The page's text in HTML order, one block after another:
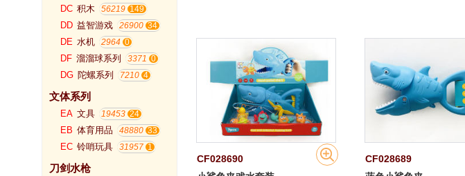
DC 积木 56219
DD 益智游戏 26900
DE 水机 2964
DF 溜溜球系列 3371
DG 陀螺系列 7210
文体系列
EA 文具 19453
EB 体育用品 48880
EC 铃哨玩具 31957
刀剑水枪
CF028690
CF028689